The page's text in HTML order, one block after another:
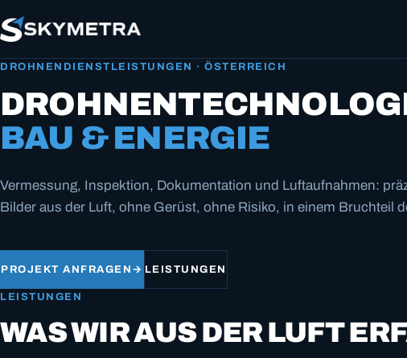
DROHNENDIENSTLEISTUNGEN · ÖSTERREICH
BAU & ENERGIE
Vermessung, Inspektion, Dokumentation und Luftaufnahmen:
Bilder aus der Luft, ohne Gerüst, ohne Risiko, in einem Bruchteil
PROJEKT ANFRAGEN → LEISTUNGEN
LEISTUNGEN
WAS WIR AUS DER LUFT